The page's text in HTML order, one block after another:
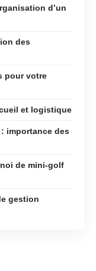
d’un
des
pour votre
et logistique
: importance des
de mini-golf
gestion